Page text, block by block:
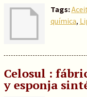
Tags:
química,
Celosul :
y esponja